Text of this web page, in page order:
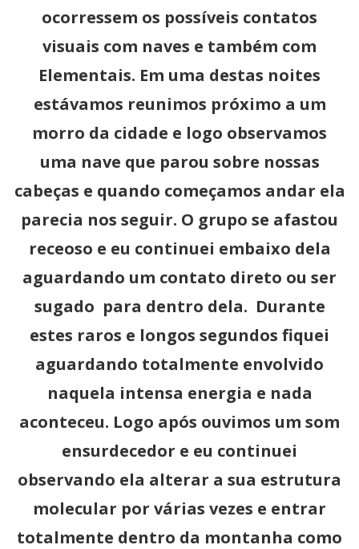
ocorressem os possíveis contatos
visuais com naves e também com
Elementais. Em uma destas noites
estávamos reunimos próximo a um
morro da cidade e logo observamos
uma nave que parou sobre nossas
cabeças e quando começamos andar ela
parecia nos seguir. O grupo se afastou
receoso e eu continuei embaixo dela
aguardando um contato direto ou ser
sugado para dentro dela. Durante
estes raros e longos segundos fiquei
aguardando totalmente envolvido
naquela intensa energia e nada
aconteceu. Logo após ouvimos um som
ensurdecedor e eu continuei
observando ela alterar a sua estrutura
molecular por várias vezes e entrar
totalmente dentro da montanha como